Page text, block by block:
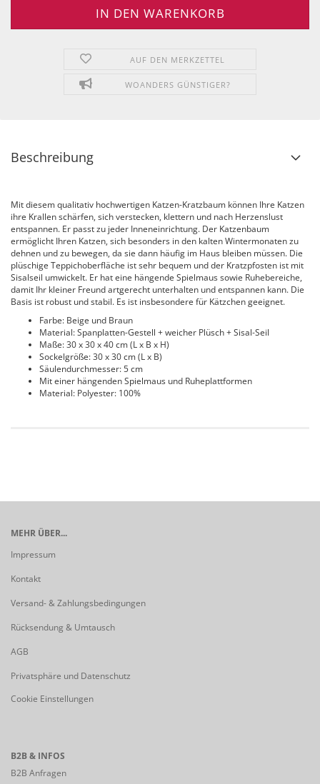
AUF DEN MERKZETTEL
WOANDERS GÜNSTIGER?
Beschreibung
Mit diesem qualitativ hochwertigen Katzen-Kratzbaum können Ihre Katzen
ihre Krallen schärfen, sich verstecken, klettern und nach Herzenslust
entspannen. Er passt zu jeder Inneneinrichtung. Der Katzenbaum
ermöglicht Ihren Katzen, sich besonders in den kalten Wintermonaten zu
dehnen und zu bewegen, da sie dann häufig im Haus bleiben müssen. Die
plüschige Teppichoberfläche ist sehr bequem und der Kratzpfosten ist mit
Sisalseil umwickelt. Er hat eine hängende Spielmaus sowie Ruhebereiche,
damit Ihr kleiner Freund artgerecht unterhalten und entspannen kann. Die
Basis ist robust und stabil. Es ist insbesondere für Kätzchen geeignet.
Farbe: Beige und Braun
Material: Spanplatten-Gestell + weicher Plüsch + Sisal-Seil
Maße: 30 x 30 x 40 cm (L x B x H)
Sockelgröße: 30 x 30 cm (L x B)
Säulendurchmesser: 5 cm
Mit einer hängenden Spielmaus und Ruheplattformen
Material: Polyester: 100%
MEHR ÜBER...
Impressum
Kontakt
Versand- & Zahlungsbedingungen
Rücksendung & Umtausch
AGB
Privatsphäre und Datenschutz
Cookie Einstellungen
B2B & INFOS
B2B Anfragen